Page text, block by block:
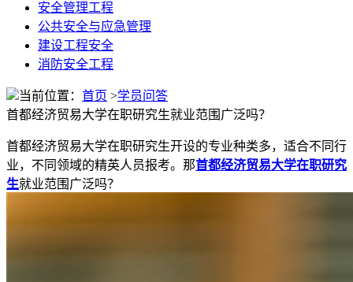
安全管理工程
公共安全与应急管理
建设工程安全
消防安全工程
当前位置： 首页 >学员问答
首都经济贸易大学在职研究生就业范围广泛吗？
首都经济贸易大学在职研究生开设的专业种类多，适合不同行
业，不同领域的精英人员报考。那首都经济贸易大学在职研究
生就业范围广泛吗？